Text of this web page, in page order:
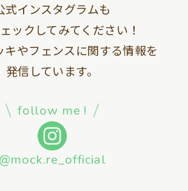
式インスタグラムも
ックしてみてください！
キやフェンスに関する情報を
発信しています。
follow me !
@mock.re_official